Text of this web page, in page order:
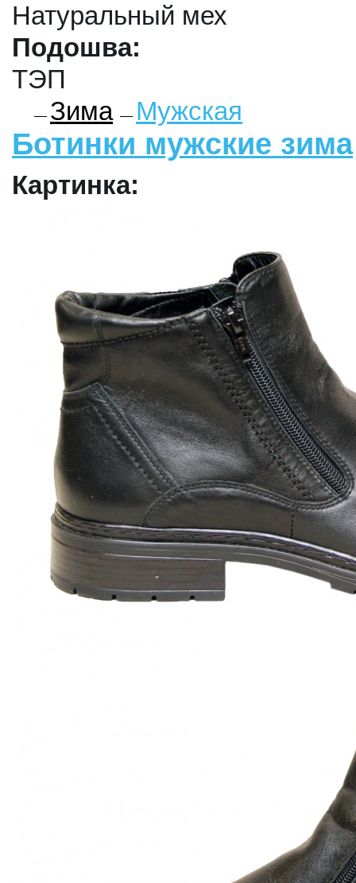
Натуральный мех
Подошва:
ТЭП
Зима
Мужская
Ботинки мужские зима
Картинка: